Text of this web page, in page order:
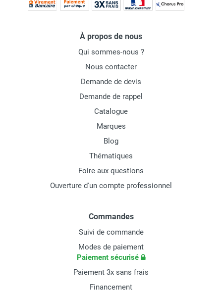
À propos de nous
Qui sommes-nous ?
Nous contacter
Demande de devis
Demande de rappel
Catalogue
Marques
Blog
Thématiques
Foire aux questions
Ouverture d'un compte professionnel
Commandes
Suivi de commande
Modes de paiement
Paiement sécurisé
Paiement 3x sans frais
Financement